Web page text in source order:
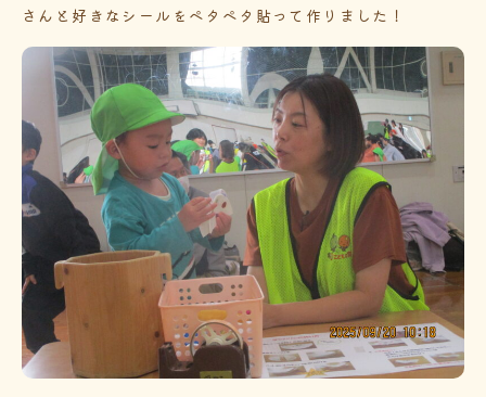
さんと好きなシールをペタペタ貼って作りました！